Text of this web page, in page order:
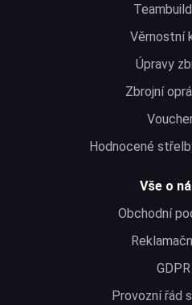
Věrnostní
Úpravy
Zbrojní
Hodnocené
Vše o
Obchodní
GDPR
Provozní řád